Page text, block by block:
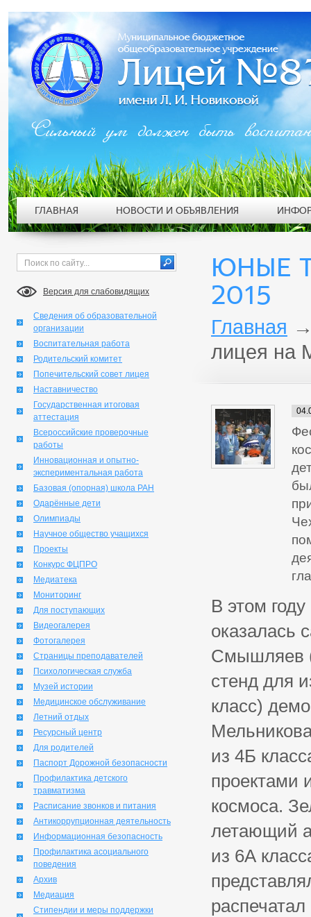
Версия для слабовидящих
Сведения об образовательной
организации
Воспитательная работа
Родительский комитет
Попечительский совет лицея
Наставничество
Государственная итоговая
аттестация
Всероссийские проверочные
работы
Инновационная и опытно-
экспериментальная работа
Базовая (опорная) школа РАН
Одарённые дети
Олимпиады
Научное общество учащихся
Проекты
Конкурс ФЦПРО
Медиатека
Мониторинг
Для поступающих
Видеогалерея
Фотогалерея
Страницы преподавателей
Психологическая служба
Музей истории
Медицинское обслуживание
Летний отдых
Ресурсный центр
Для родителей
Паспорт Дорожной безопасности
Профилактика детского
травматизма
Расписание звонков и питания
Антикоррупционная деятельность
Информационная безопасность
Профилактика асоциального
поведения
Архив
Медиация
Стипендии и меры поддержки
ЮНЫЕ
2015
Главная
лицея на
В этом
оказалась
Смышляев
стенд для
класс)
из 4Б
проектами
космоса.
летающий
из 6А
Сильный ум должен быть
ГЛАВНАЯ НОВОСТИ И ОБЪЯВЛЕНИЯ